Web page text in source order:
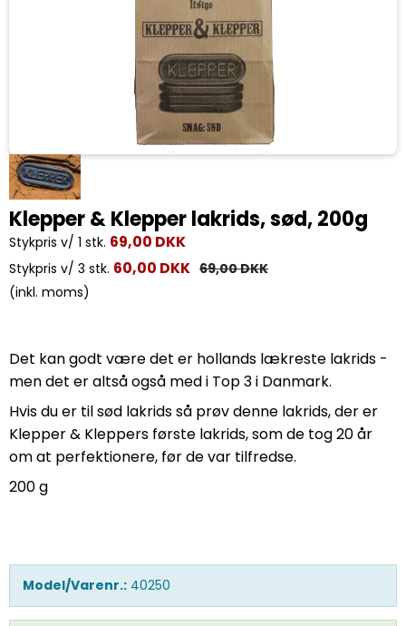
Klepper & Klepper lakrids, sød, 200g
Stykpris v/ 1 stk. 69,00 DKK
Stykpris v/ 3 stk. 60,00 DKK 69,00 DKK
(inkl. moms)
Det kan godt være det er hollands lækreste lakrids -
men det er altså også med i Top 3 i Danmark.
Hvis du er til sød lakrids så prøv denne lakrids, der er
Klepper & Kleppers første lakrids, som de tog 20 år
om at perfektionere, før de var tilfredse.
200 g
Model/Varenr.: 40250